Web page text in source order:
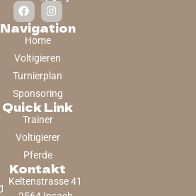
Navigation
Home
Voltigieren
Turnierplan
Sponsoring
Quick Link
Trainer
Voltigierer
Pferde
Kontakt
Keltenstrasse 41